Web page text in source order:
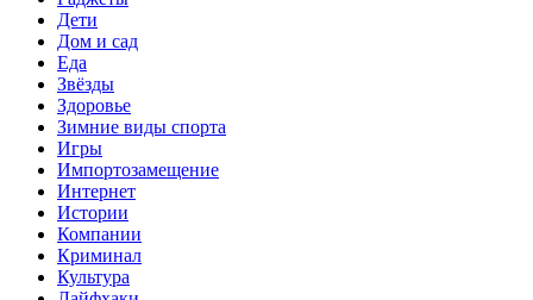
Дети
Дом и сад
Еда
Звёзды
Здоровье
Зимние виды спорта
Игры
Импортозамещение
Интернет
Истории
Компании
Криминал
Культура